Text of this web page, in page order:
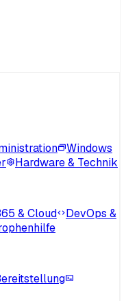
Windows
Hardware & Technik
& Cloud
DevOps &